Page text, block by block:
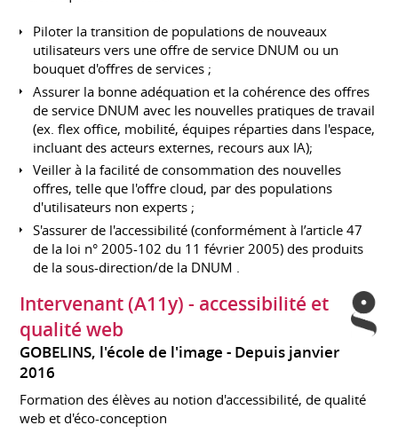
Piloter la transition de populations de nouveaux
utilisateurs vers une offre de service DNUM ou un
bouquet d'offres de services ;
Assurer la bonne adéquation et la cohérence des offres
de service DNUM avec les nouvelles pratiques de travail
(ex. flex office, mobilité, équipes réparties dans l'espace,
incluant des acteurs externes, recours aux IA);
Veiller à la facilité de consommation des nouvelles
offres, telle que l'offre cloud, par des populations
d'utilisateurs non experts ;
S'assurer de l'accessibilité (conformément à l’article 47
de la loi n° 2005-102 du 11 février 2005) des produits
de la sous-direction/de la DNUM .
Intervenant (A11y) - accessibilité et
qualité web
GOBELINS, l'école de l'image
Depuis janvier
2016
Formation des élèves au notion d'accessibilité, de qualité
web et d'éco-conception